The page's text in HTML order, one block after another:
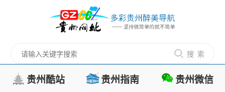
搜 索
贵州酷站 贵州指南 贵州微信